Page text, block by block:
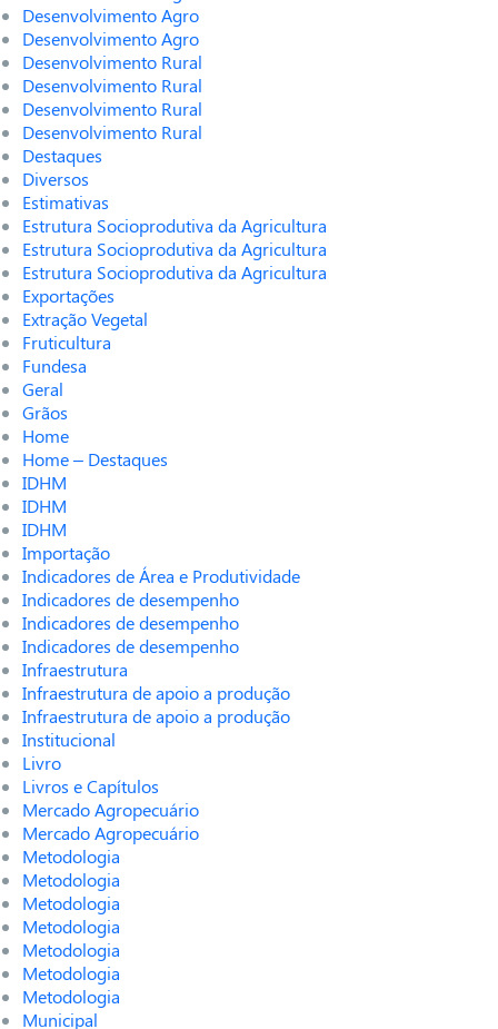
Desenvolvimento Agro
Desenvolvimento Agro
Desenvolvimento Rural
Desenvolvimento Rural
Desenvolvimento Rural
Desenvolvimento Rural
Destaques
Diversos
Estimativas
Estrutura Socioprodutiva da Agricultura
Estrutura Socioprodutiva da Agricultura
Estrutura Socioprodutiva da Agricultura
Exportações
Extração Vegetal
Fruticultura
Fundesa
Geral
Grãos
Home
Home – Destaques
IDHM
IDHM
IDHM
Importação
Indicadores de Área e Produtividade
Indicadores de desempenho
Indicadores de desempenho
Indicadores de desempenho
Infraestrutura
Infraestrutura de apoio a produção
Infraestrutura de apoio a produção
Institucional
Livro
Livros e Capítulos
Mercado Agropecuário
Mercado Agropecuário
Metodologia
Metodologia
Metodologia
Metodologia
Metodologia
Metodologia
Metodologia
Municipal